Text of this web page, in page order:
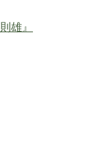
雄』